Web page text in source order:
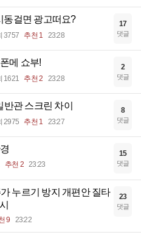
동걸면 광고떠요?
3757 추천 1 23:28
17
댓글
메 쇼부!
1621 추천 2 23:28
2
댓글
관 스크린 차이
2975 추천 1 23:27
8
댓글
추천 2 23:23
15
댓글
누르기 방지 개편안 질타
9 23:22
23
댓글